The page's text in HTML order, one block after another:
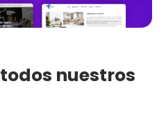
todos nuestros